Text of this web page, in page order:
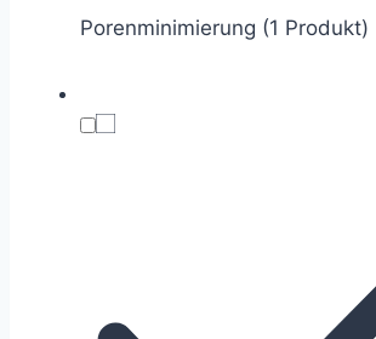
Porenminimierung (1 Produkt)